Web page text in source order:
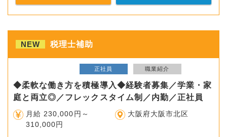
NEW 税理士補助
正社員 職業紹介
◆柔軟な働き方を積極導入◆経験者募集／学業・家
庭と両立◎／フレックスタイム制／内勤／正社員
月給 230,000円～
310,000円
大阪府大阪市北区